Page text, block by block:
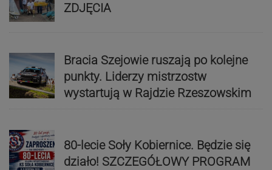
ZDJĘCIA
Bracia Szejowie ruszają po kolejne
punkty. Liderzy mistrzostw
wystartują w Rajdzie Rzeszowskim
80-lecie Soły Kobiernice. Będzie się
działo! SZCZEGÓŁOWY PROGRAM